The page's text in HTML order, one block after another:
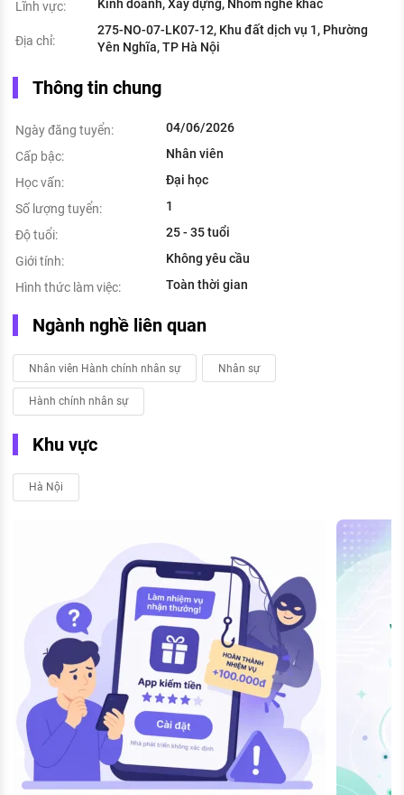
Lĩnh vực: Kinh doanh, Xây dựng, Nhóm nghề khác
Địa chỉ:
275-NO-07-LK07-12, Khu đất dịch vụ 1, Phường
Yên Nghĩa, TP Hà Nội
Thông tin chung
Ngày đăng tuyển:
04/06/2026
Cấp bậc:
Nhân viên
Học vấn:
Đại học
Số lượng tuyển:
1
Độ tuổi:
25 - 35 tuổi
Giới tính:
Không yêu cầu
Hình thức làm việc:
Toàn thời gian
Ngành nghề liên quan
Nhân viên Hành chính nhân sự Nhân sự
Hành chính nhân sự
Khu vực
Hà Nội